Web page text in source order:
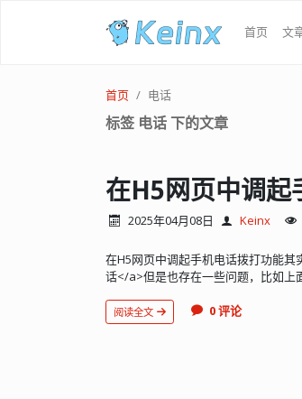
首页 文
首页 电话
标签 电话 下的文章
在H5网页中调起
2025年04月08日 Keinx
在H5网页中调起手机电话拨打功能
话</a>但是也存在一些问题，比如上
阅读全文 0 评论